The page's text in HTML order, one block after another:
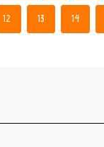
12 13 14